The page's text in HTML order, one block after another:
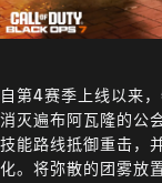
自第4赛季上线以来
消灭遍布阿瓦隆的公
技能路线抵御重击，
化。将弥散的团雾放